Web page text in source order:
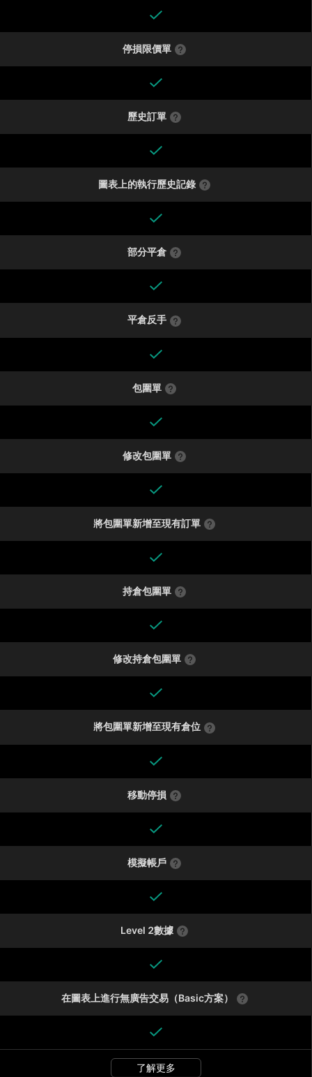
停損限價單
歷史訂單
圖表上的執行歷史記錄
部分平倉
平倉反手
包圍單
修改包圍單
將包圍單新增至現有訂單
持倉包圍單
修改持倉包圍單
將包圍單新增至現有倉位
移動停損
模擬帳戶
Level 2數據
在圖表上進行無廣告交易（Basic方案）
了解更多